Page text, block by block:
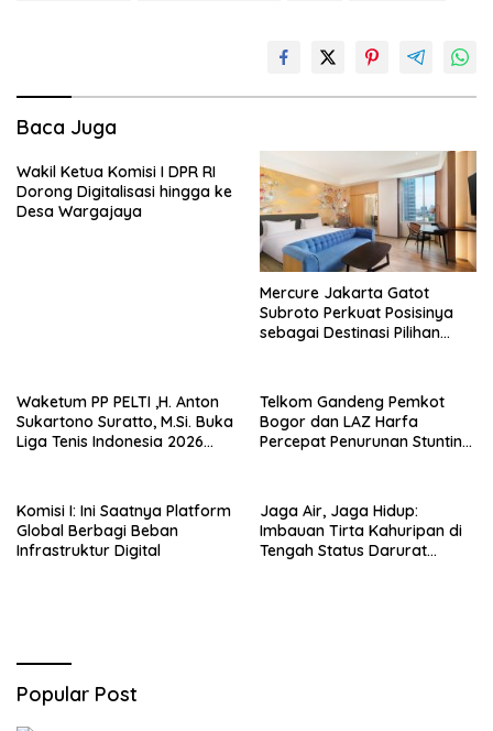
Baca Juga
Wakil Ketua Komisi I DPR RI
Dorong Digitalisasi hingga ke
Desa Wargajaya
Mercure Jakarta Gatot
Subroto Perkuat Posisinya
sebagai Destinasi Pilihan
Jakarta Selatan
Waketum PP PELTI ,H. Anton
Sukartono Suratto, M.Si. Buka
Liga Tenis Indonesia 2026
Telkom Gandeng Pemkot
Bogor dan LAZ Harfa
Percepat Penurunan Stunting
Komisi I: Ini Saatnya Platform
Global Berbagi Beban
Infrastruktur Digital
Jaga Air, Jaga Hidup:
Imbauan Tirta Kahuripan di
Tengah Status Darurat
Popular Post